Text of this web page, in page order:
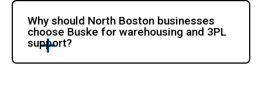
Why should North Boston businesses
choose Buske for warehousing and 3PL
support?